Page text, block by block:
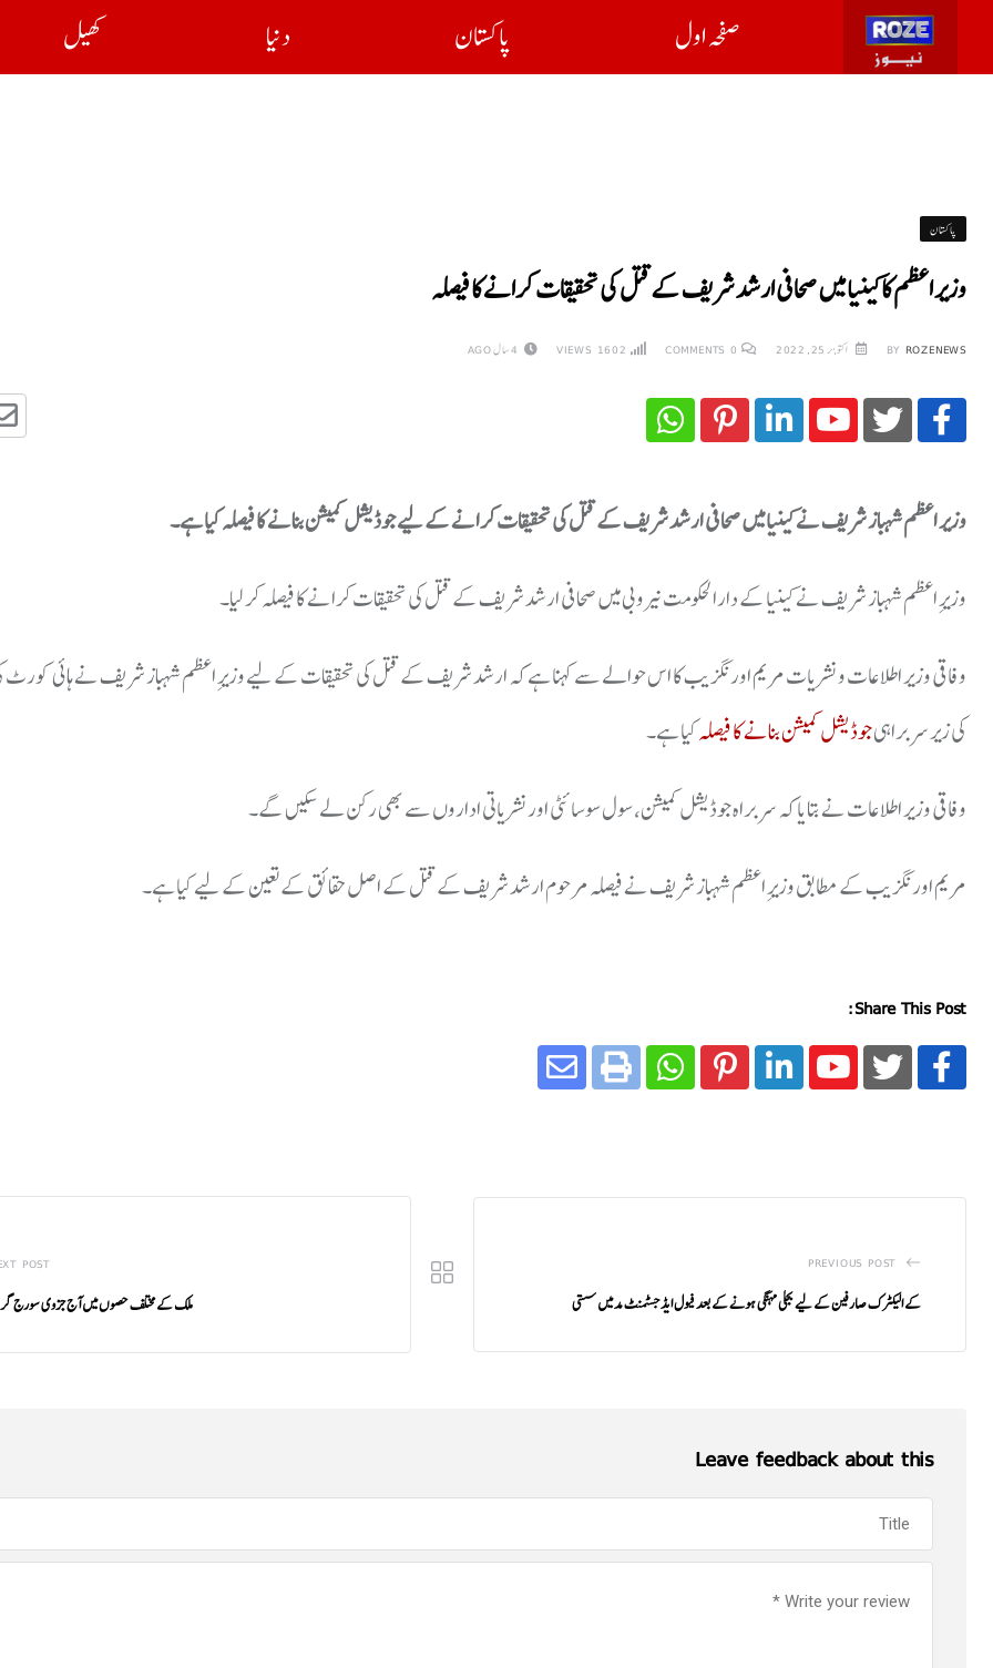
صفحہ اول پاکستان دنیا کھیل
پاکستان
وزیر اعظم کا کینیا میں صحافی ارشد شریف کے قتل کی تحقیقات کرانے کا فیصلہ
BY ROZENEWS اکتوبر 25, 2022 0
1602 4 سال AGO
وزیر اعظم شہباز شریف نے کینیا میں صحافی ارشد شریف کے قتل کی تحقیقات کرانے کے لیے جوڈیشل کمیشن بنانے کا فیصلہ کیا ہے۔
وزیرِ اعظم شہباز شریف نے کینیا کے دارالحکومت نیروبی میں صحافی ارشد شریف کے قتل کی تحقیقات کرانے کا فیصلہ کر لیا۔
وفاقی وزیر اطلاعات و نشریات مریم اورنگزیب کا اس حوالے سے کہنا ہے کہ ارشد شریف کے قتل کی تحقیقات کے لیے وزیرِ اعظم شہباز شریف نے ہائی کورٹ
کی زیر سربراہیجوڈیشل کمیشن بنانے کا فیصلہکیا ہے۔
وفاقی وزیر اطلاعات نے بتایا کہ سربراہ جوڈیشل کمیشن، سول سوسائٹی اور نشریاتی اداروں سے بھی رکن لے سکیں گے۔
مریم اورنگزیب کے مطابق وزیرِ اعظم شہباز شریف نے فیصلہ مرحوم ارشد شریف کے قتل کے اصل حقائق کے تعین کے لیے کیا ہے۔
Share This Post:
PREVIOUS POST
کے الیکٹرک صارفین کے لیے بجلی مہنگی ہونے کے بعد فیول ایڈجسٹمنٹ مد میں سستی
POST
ملک کے مختلف حصوں میں آج جزوی سورج
Leave feedback about this